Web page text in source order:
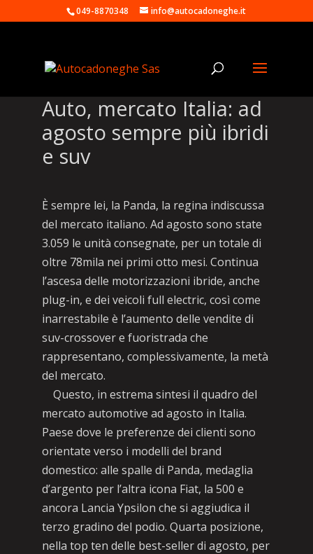
049-8870348 info@autocadoneghe.it
Auto, mercato Italia: ad
agosto sempre più ibridi
e suv
È sempre lei, la Panda, la regina indiscussa
del mercato italiano. Ad agosto sono state
3.059 le unità consegnate, per un totale di
oltre 78mila nei primi otto mesi. Continua
l’ascesa delle motorizzazioni ibride, anche
plug-in, e dei veicoli full electric, così come
inarrestabile è l’aumento delle vendite di
suv-crossover e fuoristrada che
rappresentano, complessivamente, la metà
del mercato.
Questo, in estrema sintesi il quadro del
mercato automotive ad agosto in Italia.
Paese dove le preferenze dei clienti sono
orientate verso i modelli del brand
domestico: alle spalle di Panda, medaglia
d’argento per l’altra icona Fiat, la 500 e
ancora Lancia Ypsilon che si aggiudica il
terzo gradino del podio. Quarta posizione,
nella top ten delle best-seller di agosto, per